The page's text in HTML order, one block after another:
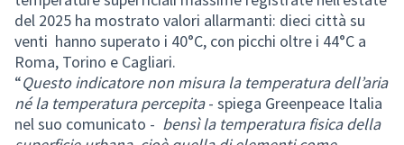
del 2025 ha mostrato valori allarmanti: dieci città su
venti hanno superato i 40°C, con picchi oltre i 44°C a
Roma, Torino e Cagliari.
“Questo indicatore non misura la temperatura dell’aria
né la temperatura percepita- spiega Greenpeace Italia
nel suo comunicato - bensì la temperatura fisica della